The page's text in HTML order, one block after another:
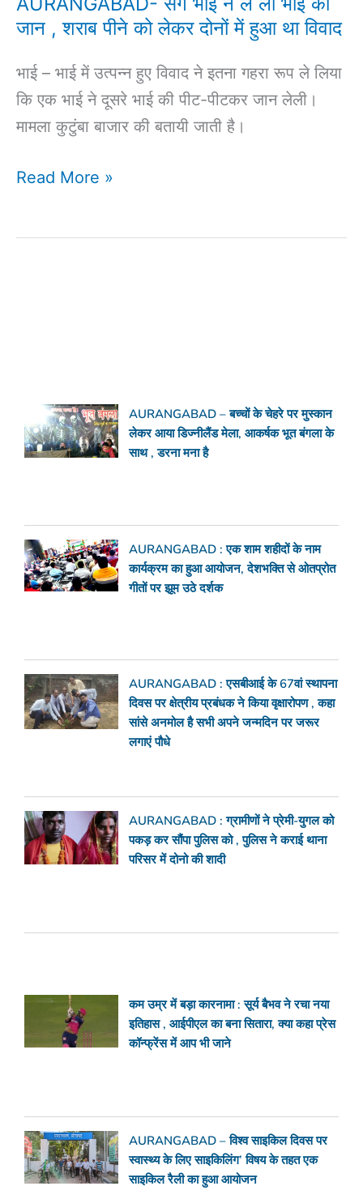
जान , शराब पीने को लेकर दोनों में हुआ था विवाद
भाई – भाई में उत्पन्न हुए विवाद ने इतना गहरा रूप ले लिया
कि एक भाई ने दूसरे भाई की पीट-पीटकर जान लेली।
मामला कुटुंबा बाजार की बतायी जाती है।
जान
,
शराब
पीने
को
दोनों
Read More »
AURANGABAD – बच्चों के चेहरे पर मुस्कान
लेकर आया डिज्नीलैंड मेला, आकर्षक भूत बंगला के
साथ , डरना मना है
AURANGABAD : एक शाम शहीदों के नाम
कार्यक्रम का हुआ आयोजन, देशभक्ति से ओतप्रोत
गीतों पर झूम उठे दर्शक
AURANGABAD : एसबीआई के 67वां स्थापना
दिवस पर क्षेत्रीय प्रबंधक ने किया वृक्षारोपण , कहा
सांसे अनमोल है सभी अपने जन्मदिन पर जरूर
लगाएं पौधे
AURANGABAD : ग्रामीणों ने प्रेमी-युगल को
पकड़ कर सौंपा पुलिस को , पुलिस ने कराई थाना
परिसर में दोनो की शादी
कम उम्र में बड़ा कारनामा : सूर्य बैभव ने रचा नया
इतिहास , आईपीएल का बना सितारा, क्या कहा प्रेस
कॉन्फ्रेंस में आप भी जाने
AURANGABAD – विश्व साइकिल दिवस पर
स्वास्थ्य के लिए साइकिलिंग’ विषय के तहत एक
साइकिल रैली का हुआ आयोजन